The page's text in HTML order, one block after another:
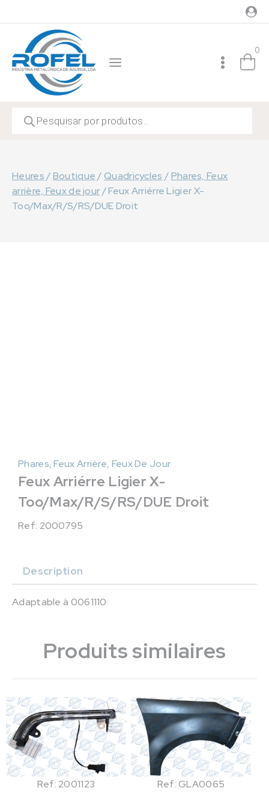
to
content
0
produits
Heures/Boutique /Quadricycles /Phares, Feux
arrière, Feux de jour/Feux Arriérre Ligier X-
Too/Max/R/S/RS/DUE Droit
Phares, Feux Arrière, Feux De Jour
Feux Arriérre Ligier X-
Too/Max/R/S/RS/DUE Droit
Ref: 2000795
Description
Adaptable à 0061110
Produits similaires
Ref: 2001123
Ref: GLA0065